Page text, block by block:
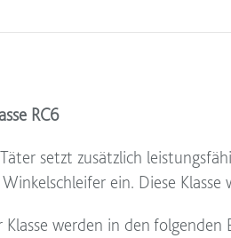
RC6
setzt zusätzlich
Winkelschleifer ein. Diese
Klasse werden in den folgenden